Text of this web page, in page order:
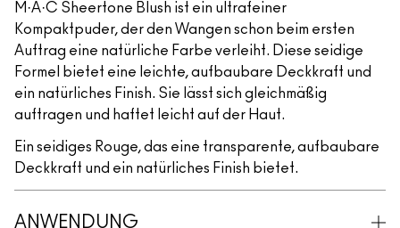
M·A·C Sheertone Blush ist ein ultrafeiner
Kompaktpuder, der den Wangen schon beim ersten
Auftrag eine natürliche Farbe verleiht. Diese seidige
Formel bietet eine leichte, aufbaubare Deckkraft und
ein natürliches Finish. Sie lässt sich gleichmäßig
auftragen und haftet leicht auf der Haut.
Ein seidiges Rouge, das eine transparente, aufbaubare
Deckkraft und ein natürliches Finish bietet.
ANWENDUNG